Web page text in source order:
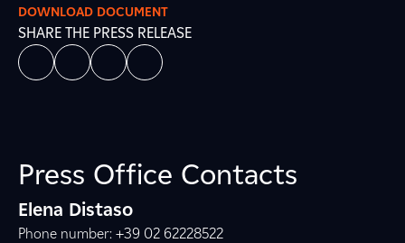
DOWNLOAD DOCUMENT
SHARE THE PRESS RELEASE
Press Office Contacts
Elena Distaso
Phone number: +39 02 62228522